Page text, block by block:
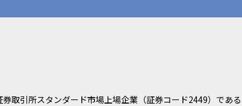
取引所スタンダード市場上場企業（証券コード2449）であ